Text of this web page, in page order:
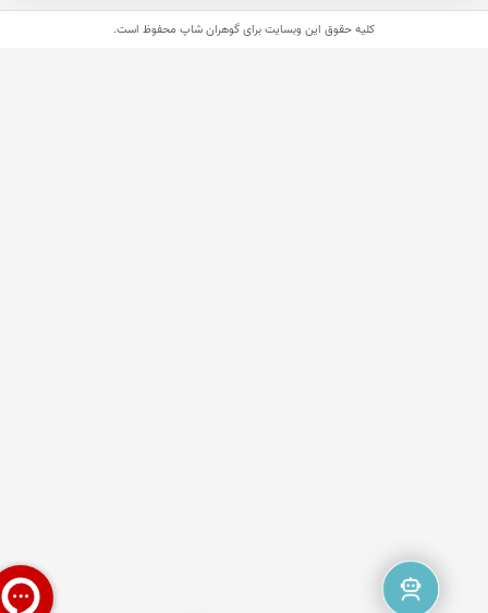
کلیه حقوق این وبسایت برایگوهران شاپمحفوظ است.